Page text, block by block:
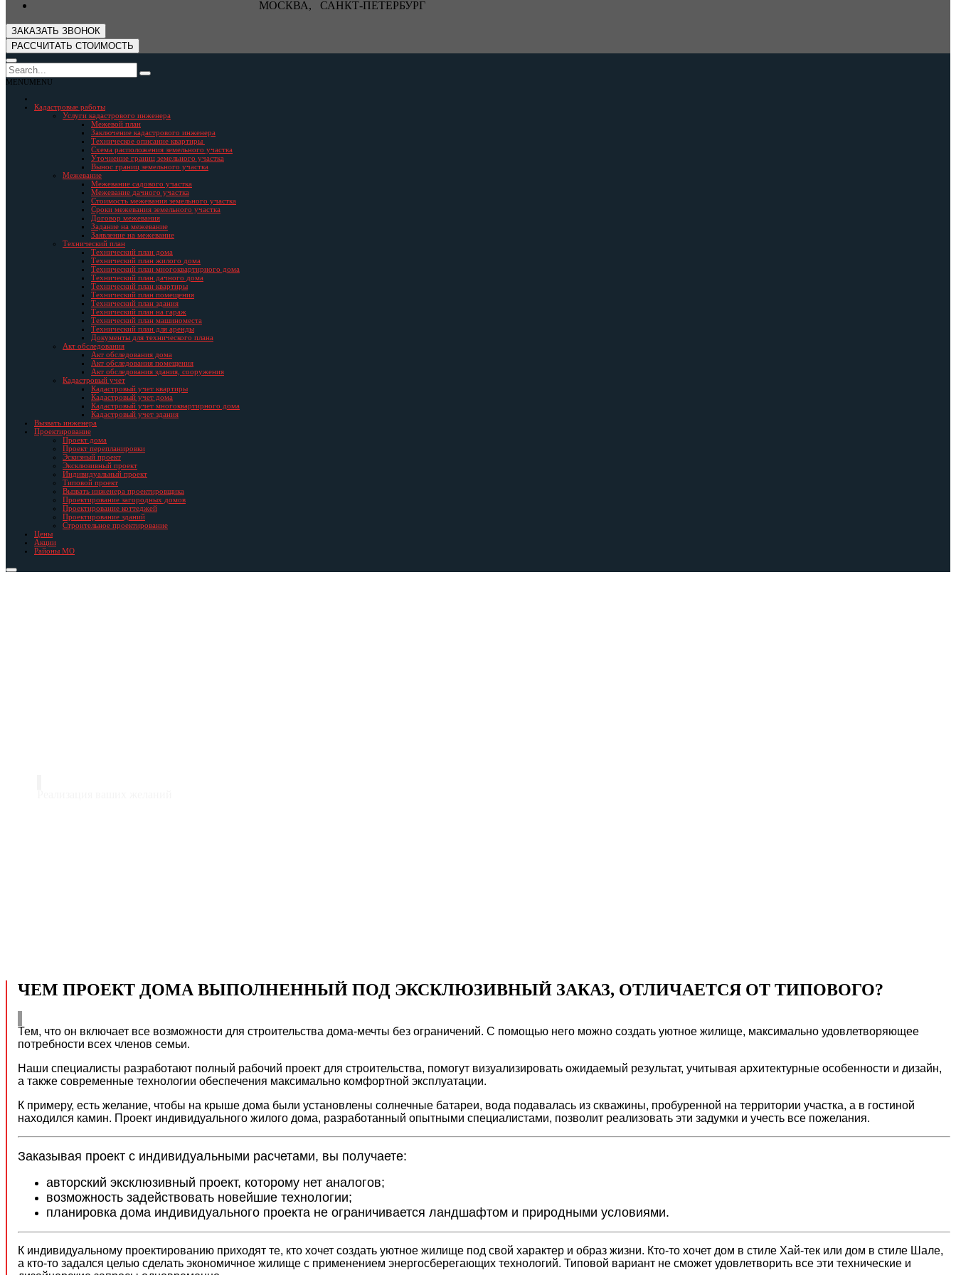
МОСКВА, САНКТ-ПЕТЕРБУРГ
ЗАКАЗАТЬ ЗВОНОК
РАССЧИТАТЬ СТОИМОСТЬ
MENUMENU
Кадастровые работы
Услуги кадастрового инженера
Межевой план
Заключение кадастрового инженера
Техническое описание квартиры
Схема расположения земельного участка
Уточнение границ земельного участка
Вынос границ земельного участка
Межевание
Межевание садового участка
Межевание дачного участка
Стоимость межевания земельного участка
Сроки межевания земельного участка
Договор межевания
Задание на межевание
Заявление на межевание
Технический план
Технический план дома
Технический план жилого дома
Технический план многоквартирного дома
Технический план дачного дома
Технический план квартиры
Технический план помещения
Технический план здания
Технический план на гараж
Технический план машиноместа
Технический план для аренды
Документы для технического плана
Акт обследования
Акт обследования дома
Акт обследования помещения
Акт обследования здания, сооружения
Кадастровый учет
Кадастровый учет квартиры
Кадастровый учет дома
Кадастровый учет многоквартирного дома
Кадастровый учет здания
Вызвать инженера
Проектирование
Проект дома
Проект перепланировки
Эскизный проект
Эксклюзивный проект
Индивидуальный проект
Типовой проект
Вызвать инженера проектировщика
Проектирование загородных домов
Проектирование коттеджей
Проектирование зданий
Строительное проектирование
Цены
Акции
Районы МО
ЧЕМ ПРОЕКТ ДОМА ВЫПОЛНЕННЫЙ ПОД ЭКСКЛЮЗИВНЫЙ ЗАКАЗ, ОТЛИЧАЕТСЯ ОТ ТИПОВОГО?
Тем, что он включает все возможности для строительства дома-мечты без ограничений. С помощью него можно создать уютное жилище, максимально удовлетворяющее
потребности всех членов семьи.
Наши специалисты разработают полный рабочий проект для строительства, помогут визуализировать ожидаемый результат, учитывая архитектурные особенности и дизайн,
а также современные технологии обеспечения максимально комфортной эксплуатации.
К примеру, есть желание, чтобы на крыше дома были установлены солнечные батареи, вода подавалась из скважины, пробуренной на территории участка, а в гостиной
находился камин. Проект индивидуального жилого дома, разработанный опытными специалистами, позволит реализовать эти задумки и учесть все пожелания.
Заказывая проект с индивидуальными расчетами, вы получаете:
авторский эксклюзивный проект, которому нет аналогов;
возможность задействовать новейшие технологии;
планировка дома индивидуального проекта не ограничивается ландшафтом и природными условиями.
К индивидуальному проектированию приходят те, кто хочет создать уютное жилище под свой характер и образ жизни. Кто-то хочет дом в стиле Хай-тек или дом в стиле Шале,
а кто-то задался целью сделать экономичное жилище с применением энергосберегающих технологий. Типовой вариант не сможет удовлетворить все эти технические и